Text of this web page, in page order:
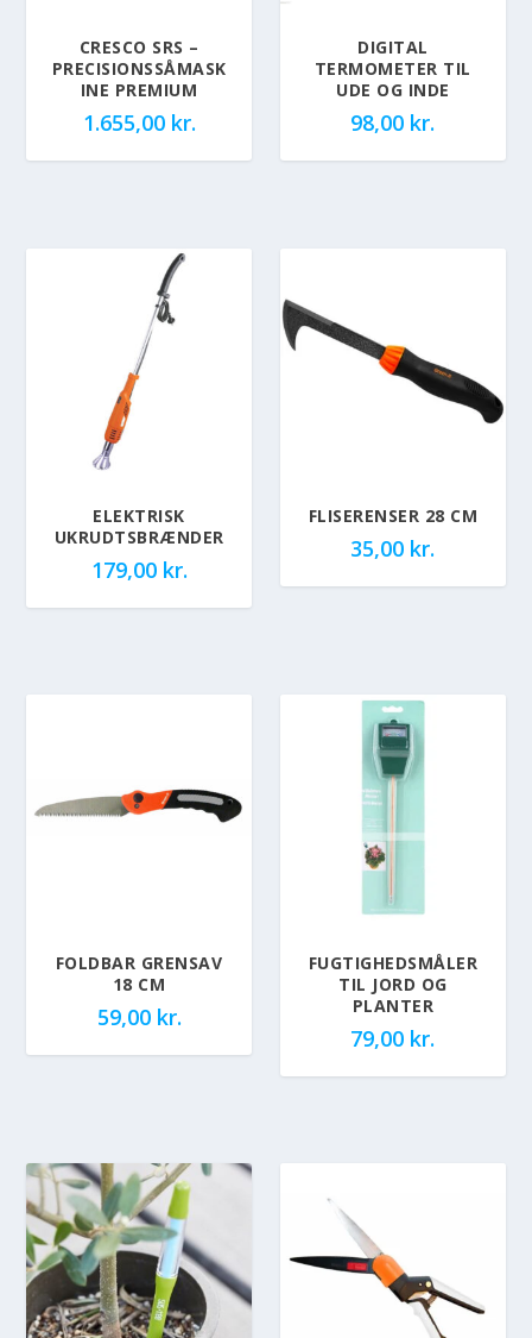
CRESCO SRS –
PRECISIONSSÅMASK
INE PREMIUM
1.655,00 kr.
DIGITAL
TERMOMETER TIL
UDE OG INDE
98,00 kr.
ELEKTRISK
UKRUDTSBRÆNDER
179,00 kr.
FLISERENSER 28 CM
35,00 kr.
FOLDBAR GRENSAV
18 CM
59,00 kr.
FUGTIGHEDSMÅLER
TIL JORD OG
PLANTER
79,00 kr.